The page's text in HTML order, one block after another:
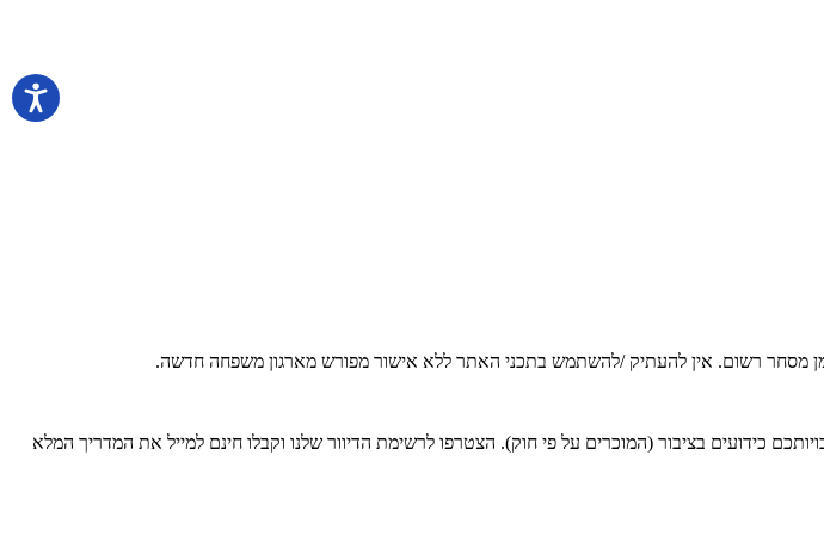
מסחר רשום. אין להעתיק /להשתמש בתכני האתר ללא אישור מפורש מארגון משפחה חדשה.
בציבור (המוכרים על פי חוק). הצטרפו לרשימת הדיוור שלנו וקבלו חינם למייל את המדריך המלא